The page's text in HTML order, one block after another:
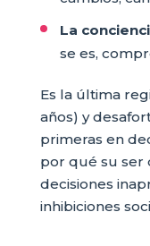
La
se es,
Es la última
años) y
primeras en
por qué su
decisiones
inhibiciones